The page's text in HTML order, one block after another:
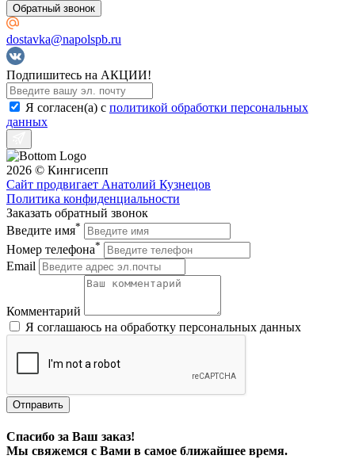
Обратный звонок
dostavka@napolspb.ru
Подпишитесь на АКЦИИ!
Я согласен(a) с политикой обработки персональных
данных
2026 © Кингисепп
Сайт продвигает Анатолий Кузнецов
Политика конфиденциальности
Заказать обратный звонок
Введите имя*
Номер телефона*
Email
Комментарий
Я соглашаюсь на обработку персональных данных
Отправить
Спасибо за Ваш заказ!
Мы свяжемся с Вами в самое ближайшее время.